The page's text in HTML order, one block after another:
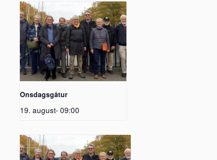
Onsdagsgåtur
19. august- 09:00